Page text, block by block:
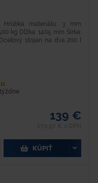
Hrúbka materiálu: 3 mm
kg Dĺžka: 1405 mm Šírka:
stojan na dva 200 l
139 €
KÚPIŤ